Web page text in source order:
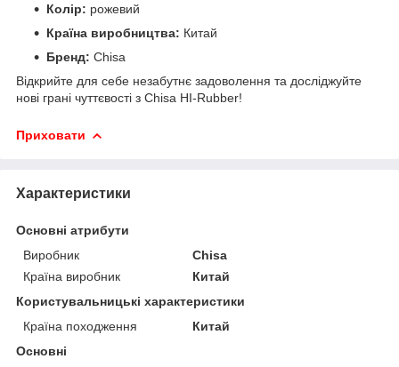
Колір: рожевий
Країна виробництва: Китай
Бренд: Chisa
Відкрийте для себе незабутнє задоволення та досліджуйте
нові грані чуттєвості з Chisa HI-Rubber!
Приховати
Характеристики
Основні атрибути
Виробник
Chisa
Країна виробник
Китай
Користувальницькі характеристики
Країна походження
Китай
Основні